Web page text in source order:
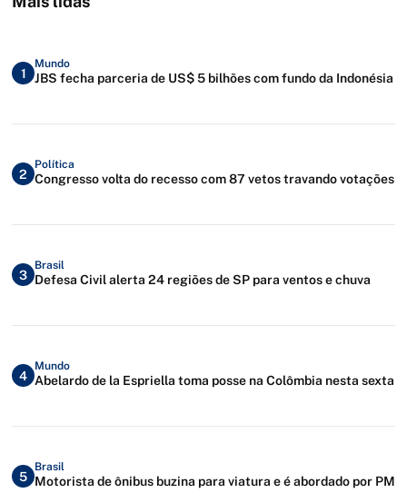
1
Mundo
JBS fecha parceria de US$ 5 bilhões com fundo da Indonésia
2
Política
Congresso volta do recesso com 87 vetos travando votações
3
Brasil
Defesa Civil alerta 24 regiões de SP para ventos e chuva
4
Mundo
Abelardo de la Espriella toma posse na Colômbia nesta sexta
5
Brasil
Motorista de ônibus buzina para viatura e é abordado por PM